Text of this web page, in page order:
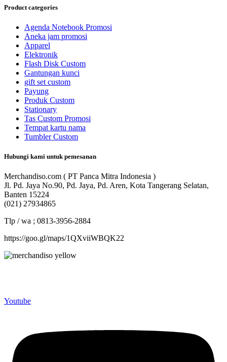
Product categories
Agenda Notebook Promosi
Aneka jam promosi
Apparel
Elektronik
Flash Disk Custom
Gantungan kunci
gift set custom
Payung
Produk Custom
Stationary
Tas Custom Promosi
Tempat kartu nama
Tumbler Custom
Hubungi kami untuk pemesanan
Merchandiso.com ( PT Panca Mitra Indonesia )
Jl. Pd. Jaya No.90, Pd. Jaya, Pd. Aren, Kota Tangerang Selatan,
Banten 15224
(021) 27934865
Tlp / wa ; 0813-3956-2884
https://goo.gl/maps/1QXviiWBQK22
Youtube